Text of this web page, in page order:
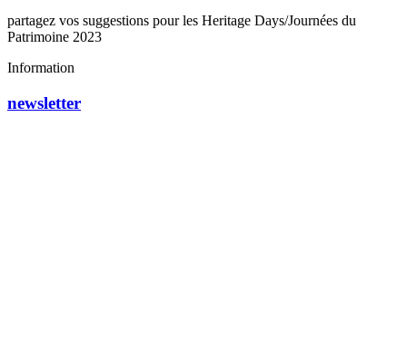
partagez vos suggestions pour les Heritage Days/Journées du
Patrimoine 2023
Information
newsletter